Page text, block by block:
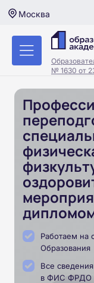
Москва
№ 1630 от
Работаем на
Образования
Все
в ФИС ФРДО